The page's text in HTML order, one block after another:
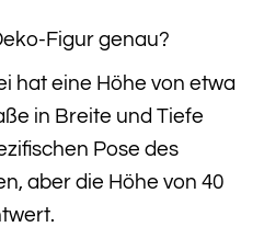
Figur genau?
hat eine Höhe von etwa
in Breite und Tiefe
Pose des
aber die Höhe von 40